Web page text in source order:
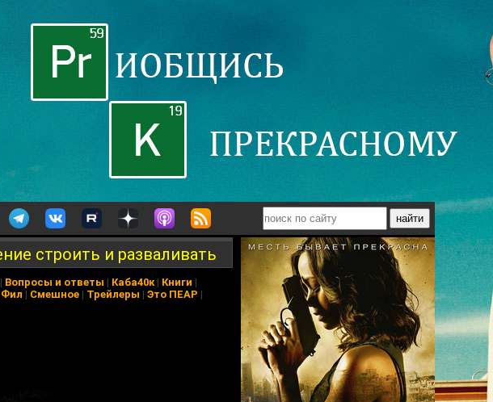
строить и разваливать
| Вопросы и ответы | Каба40к| Книги |
Фил | Смешное| Трейлеры | Это ПЕАР |